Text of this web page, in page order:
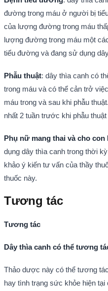
đường trong máu ở người bị
của lượng đường trong máu
lượng đường trong máu một
tiểu đường và đang sử dụng
Phẫu thuật: dây thìa canh có
trong máu và có thể cản trở
máu trong và sau khi phẫu
nhất 2 tuần trước khi phẫu
Phụ nữ mang thai và cho con
dụng dây thìa canh trong thời
khảo ý kiến tư vấn của thầy
thuốc này.
Tương tác
Tương tác
Dây thìa canh có thể tương
Thảo dược này có thể tương
hay tình trạng sức khỏe hiện